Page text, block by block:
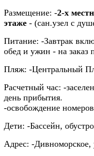
Размещение: -2-х
этаже - (сан.узел с
Питание: -Завтрак
обед и ужин - на заказ
Пляж: -Центральный
Расчетный час: -
день прибытия.
-освобождение номеров
Дети: -Бассейн,
Адрес: -Дивноморское,